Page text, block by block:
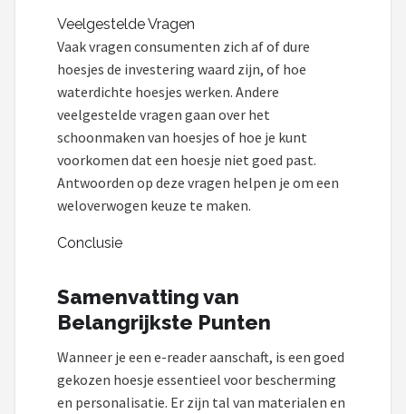
Veelgestelde Vragen
Vaak vragen consumenten zich af of dure
hoesjes de investering waard zijn, of hoe
waterdichte hoesjes werken. Andere
veelgestelde vragen gaan over het
schoonmaken van hoesjes of hoe je kunt
voorkomen dat een hoesje niet goed past.
Antwoorden op deze vragen helpen je om een
weloverwogen keuze te maken.
Conclusie
Samenvatting van
Belangrijkste Punten
Wanneer je een e-reader aanschaft, is een goed
gekozen hoesje essentieel voor bescherming
en personalisatie. Er zijn tal van materialen en